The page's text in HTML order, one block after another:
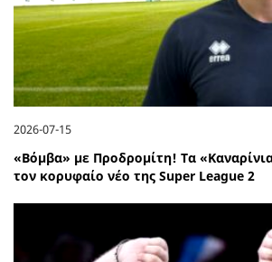
2026-07-15
«Βόμβα» με Προδρομίτη! Τα
τον κορυφαίο νέο της Super League 2